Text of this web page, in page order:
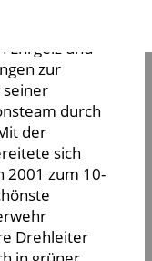
Ehrgeiz und
zur
seiner
durch
der
sich
2001 zum 10-
Drehleiter